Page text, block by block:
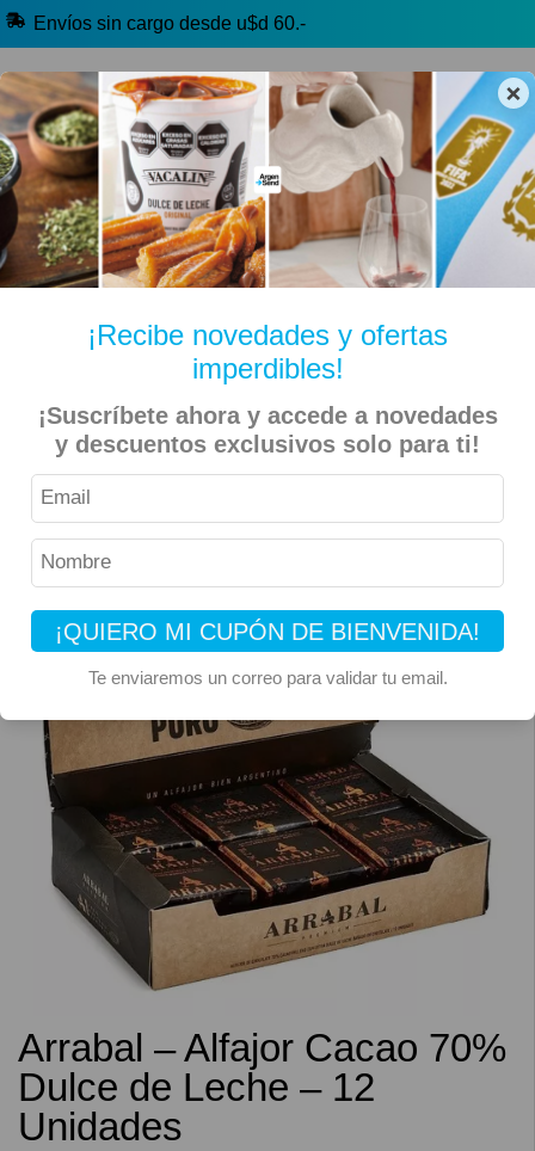
×
¡Recibe novedades y ofertas
imperdibles!
¡Suscríbete ahora y accede a novedades
y descuentos exclusivos solo para ti!
¡QUIERO MI CUPÓN DE BIENVENIDA!
Te enviaremos un correo para validar tu email.
Envíos sin cargo desde u$d 60.-
🔥 Alfajores y Golosinas
🧉 Clásicos argentinos 🏷️ Todas las categorías
Inicio Kiosko Dulce y Salado Alfajores y Conitos
Arrabal – Alfajor Cacao 70% Dulce de Leche – 12
Unidades
Arrabal – Alfajor Cacao 70%
Dulce de Leche – 12
Unidades